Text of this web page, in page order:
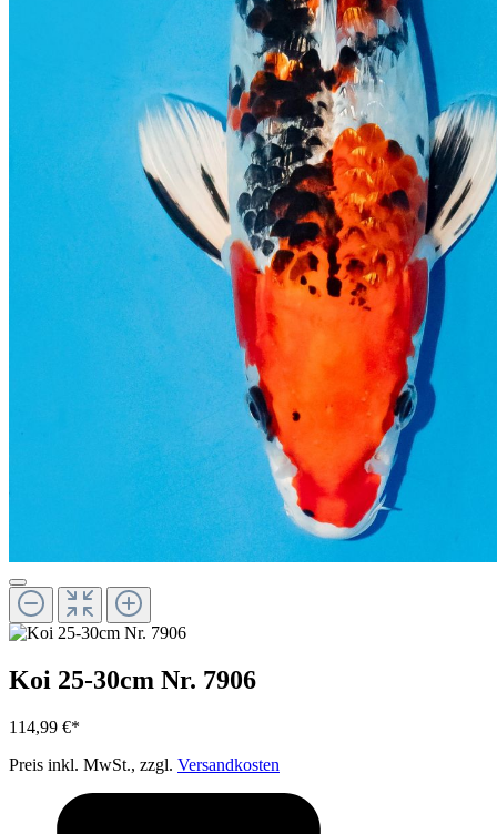
Koi 25-30cm Nr. 7906
114,99 €*
Preis inkl. MwSt., zzgl. Versandkosten